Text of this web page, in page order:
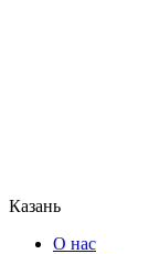
Казань
О нас